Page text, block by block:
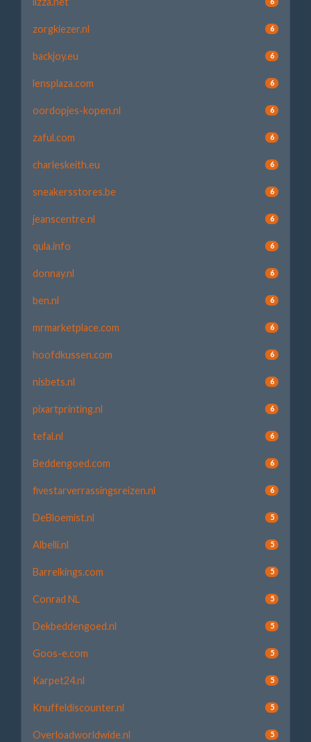
zorgkiezer.nl 6
backjoy.eu 6
lensplaza.com 6
oordopjes-kopen.nl 6
zaful.com 6
charleskeith.eu 6
sneakersstores.be 6
jeanscentre.nl 6
qula.info 6
donnay.nl 6
ben.nl 6
mrmarketplace.com 6
hoofdkussen.com 6
nisbets.nl 6
pixartprinting.nl 6
tefal.nl 6
Beddengoed.com 6
fivestarverrassingsreizen.nl 6
DeBloemist.nl 5
Albelli.nl 5
Barrelkings.com 5
Conrad NL 5
Dekbeddengoed.nl 5
Goos-e.com 5
Karpet24.nl 5
Knuffeldiscounter.nl 5
Overloadworldwide.nl 5